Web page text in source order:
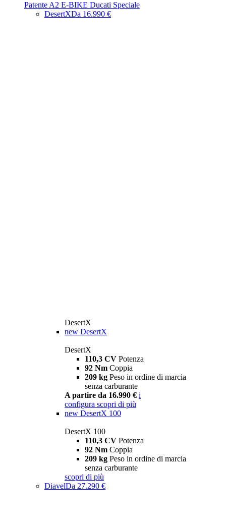
Patente A2 E-BIKE Ducati Speciale
DesertXDa 16.990 €
DesertX
new DesertX
DesertX
110,3 CV Potenza
92 Nm Coppia
209 kg Peso in ordine di marcia
senza carburante
A partire da 16.990 € i
configura scopri di più
new DesertX 100
DesertX 100
110,3 CV Potenza
92 Nm Coppia
209 kg Peso in ordine di marcia
senza carburante
scopri di più
DiavelDa 27.290 €